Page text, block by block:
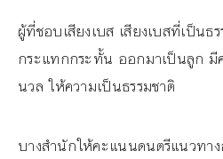
ผู้ที่ชอบเสียงเบส เสียงเบสที่เป็นธ
กระแทกกระทั้น ออกมาเป็นลูก
นวล ให้ความเป็นธรรมชาติ
บางสำนักให้คะแนนดนตรีแนวทา